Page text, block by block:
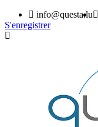
info@questa.lu
S'enregistrer